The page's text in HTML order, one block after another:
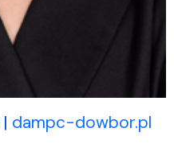
| dampc-dowbor.pl